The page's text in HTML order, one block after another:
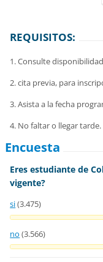
REQUISITOS:
1. Consulte
2. cita previa, para
3. Asista a la fecha
4. No faltar o llegar tarde.
Encuesta
Eres estudiante de
vigente?
si(3.475)
no (3.566)